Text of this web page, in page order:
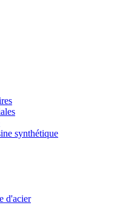
synthétique
d'acier